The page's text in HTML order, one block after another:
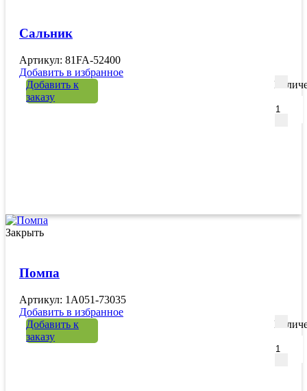
Сальник
Артикул: 81FA-52400
Добавить в избранное
Добавить к
заказу
Закрыть
Помпа
Артикул: 1A051-73035
Добавить в избранное
Добавить к
заказу